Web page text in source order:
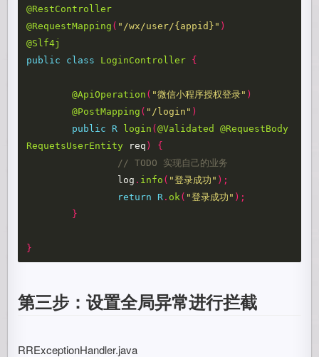
@RestController
@RequestMapping ( "/wx/user/{appid}" )
@Slf4j
public
class LoginController {
@ApiOperation ( "微信小程序授权登录" )
@PostMapping ( "/login" )
public
R login (@Validated
@RequestBody
RequetsUserEntity
req )
{
// TODO 实现自己的业务
log . info ( "登录成功" );
return
R . ok ( "登录成功" );
}
}
第三步：设置全局异常进行拦截
RRExceptionHandler.java